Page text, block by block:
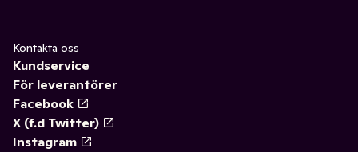
Kontakta oss
Kundservice
För leverantörer
Facebook
X (f.d Twitter)
Instagram